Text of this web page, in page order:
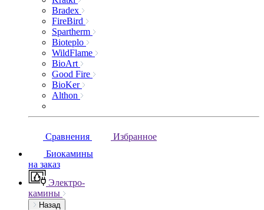
Bradex
FireBird
Spartherm
Bioteplo
WildFlame
BioArt
Good Fire
BioKer
Althon
Сравнения
Избранное
Биокамины
на заказ
Электро-
камины
Назад